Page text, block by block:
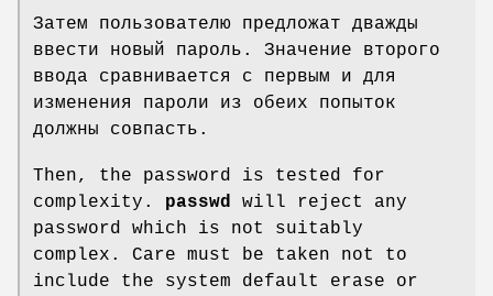
Затем пользователю предложат дважды
ввести новый пароль. Значение второго
ввода сравнивается с первым и для
изменения пароли из обеих попыток
должны совпасть.
Then, the password is tested for
complexity. passwd will reject any
password which is not suitably
complex. Care must be taken not to
include the system default erase or